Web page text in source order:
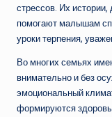
стрессов. Их
помогают малышам
уроки терпения,
Во многих семьях
внимательно и без
эмоциональный
формируются